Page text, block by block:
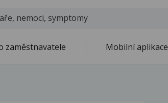
zaměstnavatele Mobilní aplikace